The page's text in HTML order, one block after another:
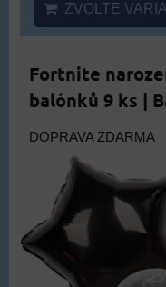
ZVOLTE
Fortnite
balónků 9 ks |
DOPRAVA ZDARMA